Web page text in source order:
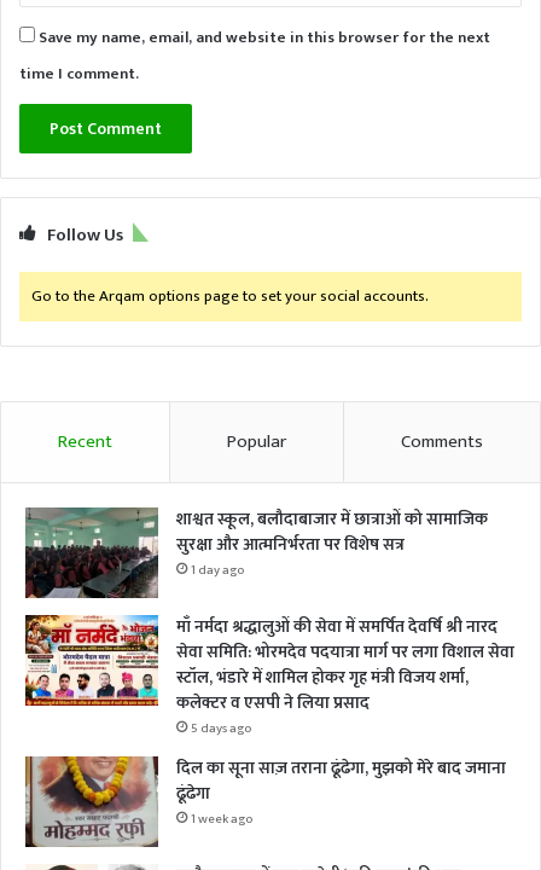
Save my name, email, and website in this browser for the next
time I comment.
Follow Us
Go to the Arqam options page to set your social accounts.
Recent Popular Comments
शाश्वत स्कूल, बलौदाबाजार में छात्राओं को सामाजिक
सुरक्षा और आत्मनिर्भरता पर विशेष सत्र
1 day ago
माँ नर्मदा श्रद्धालुओं की सेवा में समर्पित देवर्षि श्री नारद
सेवा समिति: भोरमदेव पदयात्रा मार्ग पर लगा विशाल सेवा
स्टॉल, भंडारे में शामिल होकर गृह मंत्री विजय शर्मा,
कलेक्टर व एसपी ने लिया प्रसाद
5 days ago
दिल का सूना साज़ तराना ढूंढेगा, मुझको मेरे बाद जमाना
ढूंढेगा
1 week ago